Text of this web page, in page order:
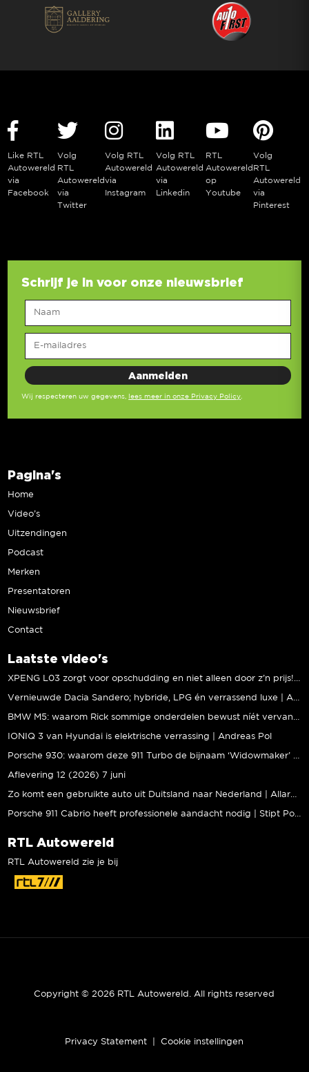
Like RTL
Autowereld
via
Facebook
Volg
RTL
Autowereld
via
Twitter
Volg RTL
Autowereld
via
Instagram
Volg RTL
Autowereld
via
Linkedin
RTL
Autowereld
op
Youtube
Volg
RTL
Autowereld
via
Pinterest
Schrijf je in voor onze nieuwsbrief
Wij respecteren uw gegevens, lees meer in onze Privacy Policy
Pagina's
Home
Video’s
Uitzendingen
Podcast
Merken
Presentatoren
Nieuwsbrief
Contact
Laatste video's
IONIQ 3 van Hyundai is elektrische verrassing | Andreas Pol
Aflevering 12 (2026) 7 juni
RTL Autowereld
RTL Autowereld zie je bij
Copyright © 2026 RTL Autowereld. All rights reserved
Privacy Statement Cookie instellingen